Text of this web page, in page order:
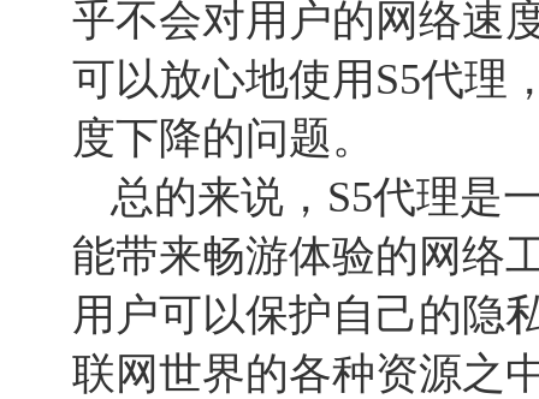
乎不会对用户的网络速
可以放心地使用S5代理
度下降的问题。
总的来说，S5代理是
能带来畅游体验的网络
用户可以保护自己的隐
联网世界的各种资源之